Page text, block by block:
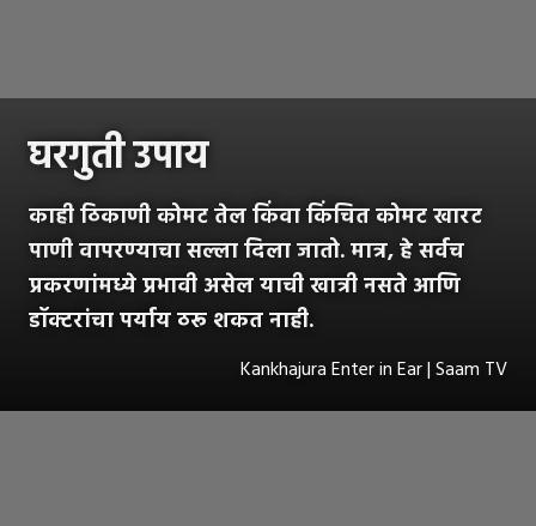
घरगुती उपाय
काही ठिकाणी कोमट तेल किंवा किंचित कोमट खारट
पाणी वापरण्याचा सल्ला दिला जातो. मात्र, हे सर्वच
प्रकरणांमध्ये प्रभावी असेल याची खात्री नसते आणि
डॉक्टरांचा पर्याय ठरू शकत नाही.
Kankhajura Enter in Ear | Saam TV